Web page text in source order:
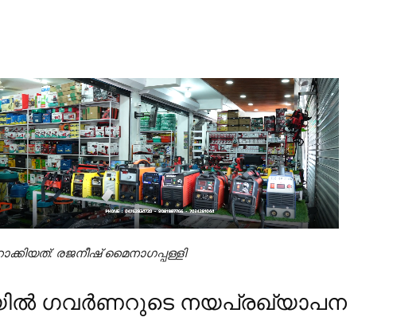
രജനീഷ് മൈനാഗപ്പള്ളി
ഗവർണറുടെ നയപ്രഖ്യാപന